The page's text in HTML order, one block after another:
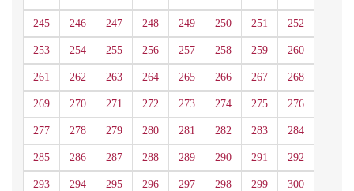
245 246 247 248 249 250 251 252
253 254 255 256 257 258 259 260
261 262 263 264 265 266 267 268
269 270 271 272 273 274 275 276
277 278 279 280 281 282 283 284
285 286 287 288 289 290 291 292
293 294 295 296 297 298 299 300